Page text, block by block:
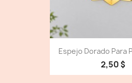
Espejo Dorado Para
2,50 $